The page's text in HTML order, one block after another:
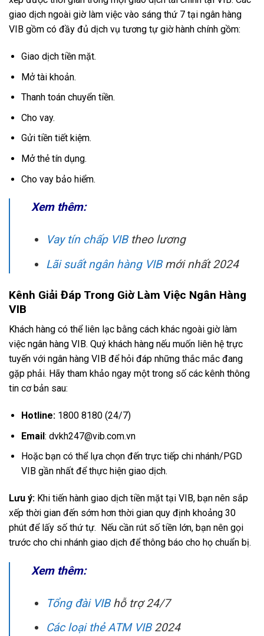
giao dịch ngoài giờ làm việc vào sáng thứ 7 tại ngân hàng
VIB gồm có đầy đủ dịch vụ tương tự giờ hành chính gồm:
Giao dịch tiền mặt.
Mở tài khoản.
Thanh toán chuyển tiền.
Cho vay.
Gửi tiền tiết kiệm.
Mở thẻ tín dụng.
Cho vay bảo hiểm.
Xem thêm:
Vay tín chấp VIBtheo lương
Lãi suất ngân hàng VIBmới nhất 2024
Kênh Giải Đáp Trong Giờ Làm Việc Ngân Hàng
VIB
Khách hàng có thể liên lạc bằng cách khác ngoài giờ làm
việc ngân hàng VIB. Quý khách hàng nếu muốn liên hệ trực
tuyến với ngân hàng VIB để hỏi đáp những thắc mắc đang
gặp phải. Hãy tham khảo ngay một trong số các kênh thông
tin cơ bản sau:
Hotline:1800 8180 (24/7)
Email: dvkh247@vib.com.vn
Hoặc bạn có thể lựa chọn đến trực tiếp chi nhánh/PGD
VIB gần nhất để thực hiện giao dịch.
Lưu ý: Khi tiến hành giao dịch tiền mặt tại VIB, bạn nên sắp
xếp thời gian đến sớm hơn thời gian quy định khoảng 30
phút để lấy số thứ tự. Nếu cần rút số tiền lớn, bạn nên gọi
trước cho chi nhánh giao dịch để thông báo cho họ chuẩn bị.
Xem thêm:
Tổng đài VIBhỗ trợ 24/7
Các loại thẻ ATM VIB2024